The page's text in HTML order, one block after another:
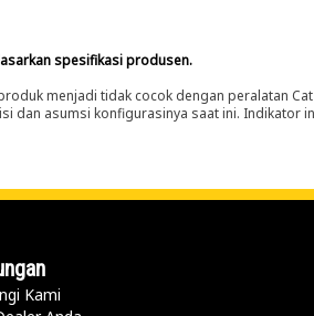
spesifikasi produsen.
menjadi tidak cocok dengan peralatan
dan asumsi konfigurasinya saat ini. Indikator
Kami